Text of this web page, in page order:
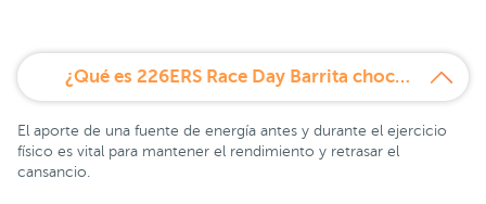
¿Qué es 226ERS Race Day Barrita chocolate?
El aporte de una fuente de energía antes y durante el ejercicio
físico es vital para mantener el rendimiento y retrasar el
cansancio.